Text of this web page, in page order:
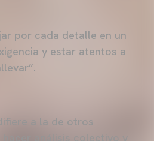
por cada detalle en un
y estar atentos a
a la de otros
análisis colectivo y